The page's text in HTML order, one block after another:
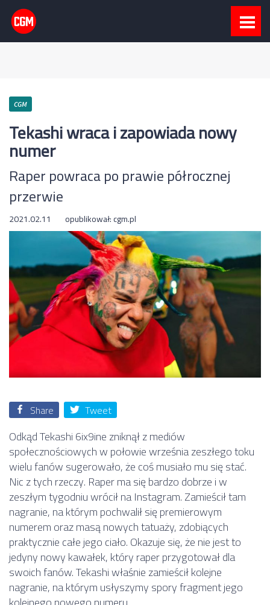
CGM
Tekashi wraca i zapowiada nowy
numer
Raper powraca po prawie półrocznej
przerwie
2021.02.11 opublikował:cgm.pl
Share Tweet
Odkąd Tekashi 6ix9ine zniknął z mediów
społecznościowych w połowie września zeszłego toku
wielu fanów sugerowało, że coś musiało mu się stać.
Nic z tych rzeczy. Raper ma się bardzo dobrze i w
zeszłym tygodniu wrócił na Instagram. Zamieścił tam
nagranie, na którym pochwalił się premierowym
numerem oraz masą nowych tatuaży, zdobiących
praktycznie całe jego ciało. Okazuje się, że nie jest to
jedyny nowy kawałek, który raper przygotował dla
swoich fanów. Tekashi właśnie zamieścił kolejne
nagranie, na którym usłyszymy spory fragment jego